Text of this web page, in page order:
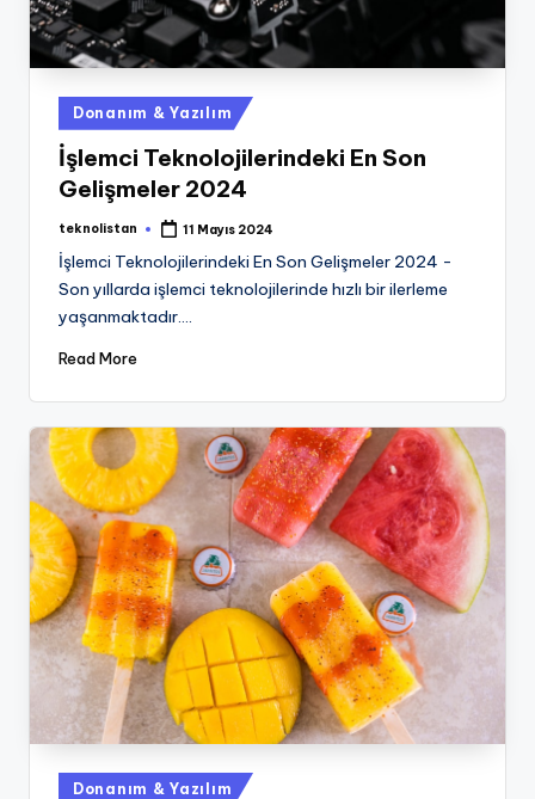
Posted
in
Donanım & Yazılım
İşlemci Teknolojilerindeki En Son
Gelişmeler 2024
Posted
teknolistan 11 Mayıs 2024
İşlemci Teknolojilerindeki En Son Gelişmeler 2024 -
Son yıllarda işlemci teknolojilerinde hızlı bir ilerleme
yaşanmaktadır.…
Read More
Posted
Donanım & Yazılım